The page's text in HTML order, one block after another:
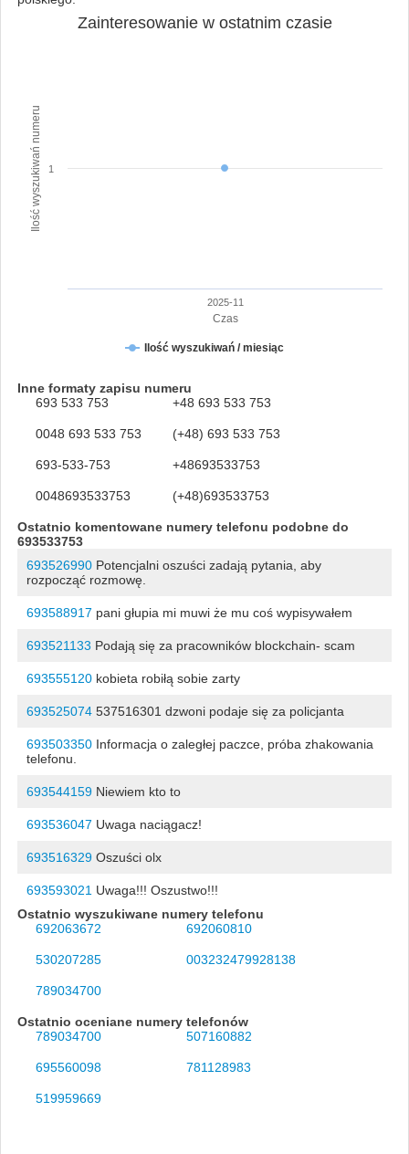
Czas
Ilość wyszukiwań numeru
Zainteresowanie w ostatnim czasie
Ilość wyszukiwań / miesiąc
2025-11
1
Inne formaty zapisu numeru
693 533 753
+48 693 533 753
0048 693 533 753 (+48) 693 533 753
693-533-753 +48693533753
0048693533753 (+48)693533753
Ostatnio komentowane numery telefonu podobne do
693533753
693526990Potencjalni oszuści zadają pytania, aby
rozpocząć rozmowę.
693588917 pani głupia mi muwi że mu coś wypisywałem
693521133 Podają się za pracowników blockchain- scam
693555120kobieta robiłą sobie zarty
693525074537516301 dzwoni podaje się za policjanta
693503350Informacja o zaległej paczce, próba zhakowania
telefonu.
693544159Niewiem kto to
693536047 Uwaga naciągacz!
693516329Oszuści olx
693593021 Uwaga!!! Oszustwo!!!
Ostatnio wyszukiwane numery telefonu
692063672
692060810
530207285 003232479928138
789034700
Ostatnio oceniane numery telefonów
789034700
507160882
695560098 781128983
519959669